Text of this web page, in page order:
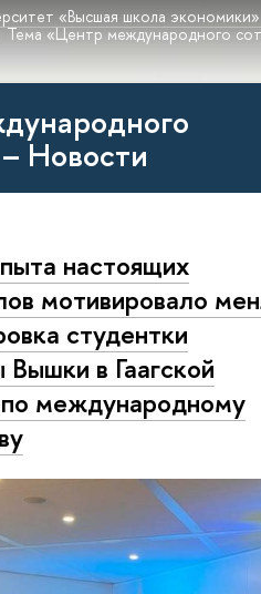
«Высшая школа экономики»
Тема «Центр международного
Новости
настоящих
мотивировало
студентки
в Гаагской
международному